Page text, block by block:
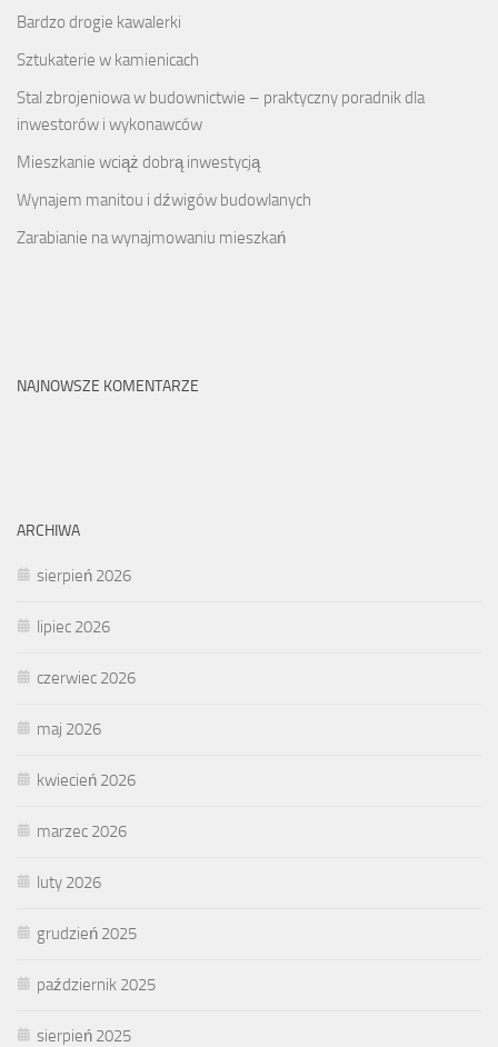
Bardzo drogie kawalerki
Sztukaterie w kamienicach
Stal zbrojeniowa w budownictwie – praktyczny poradnik dla
inwestorów i wykonawców
Mieszkanie wciąż dobrą inwestycją
Wynajem manitou i dźwigów budowlanych
Zarabianie na wynajmowaniu mieszkań
NAJNOWSZE KOMENTARZE
ARCHIWA
sierpień 2026
lipiec 2026
czerwiec 2026
maj 2026
kwiecień 2026
marzec 2026
luty 2026
grudzień 2025
październik 2025
sierpień 2025